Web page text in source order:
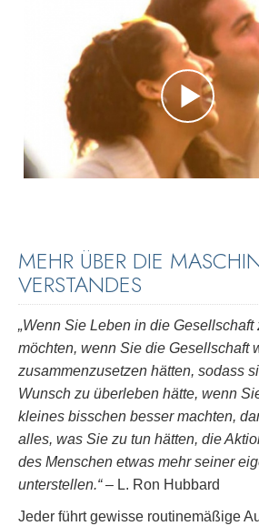
MEHR ÜBER DIE
VERSTANDES
„Wenn Sie Leben in die Gesellschaft
möchten, wenn Sie die Gesellschaft
zusammenzusetzen hätten, sodass
Wunsch zu überleben hätte, wenn
kleines bisschen besser machten,
alles, was Sie zu tun hätten, die
des Menschen etwas mehr seiner
unterstellen.“– L. Ron Hubbard
Jeder führt gewisse routinemäßige